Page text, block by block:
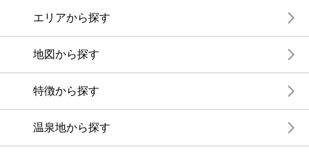
エリアから探す
地図から探す
特徴から探す
温泉地から探す